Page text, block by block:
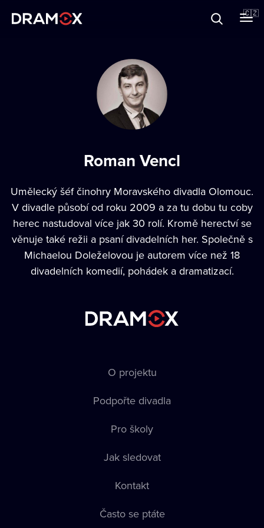
🇨🇿
Roman Vencl
Umělecký šéf činohry Moravského divadla Olomouc.
V divadle působí od roku 2009 a za tu dobu tu coby
herec nastudoval více jak 30 rolí. Kromě herectví se
věnuje také režii a psaní divadelních her. Společně s
Michaelou Doleželovou je autorem více než 18
divadelních komedií, pohádek a dramatizací.
O projektu
Podpořte divadla
Pro školy
Jak sledovat
Kontakt
Často se ptáte